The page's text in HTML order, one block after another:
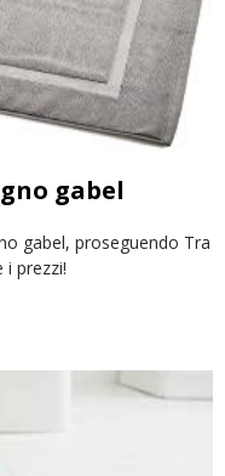
gabel
gabel, proseguendo Tra
prezzi!